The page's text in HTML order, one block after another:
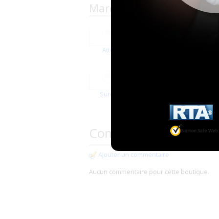
Marques proposées par
Attends
SureCare
Commentaires
Ajouter un commentaire
Aucun commentaire pour cette boutique.